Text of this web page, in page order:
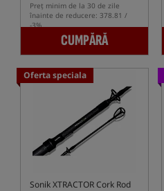
Preț minim de la 30 de zile
înainte de reducere: 378.81 /
-3%
CUMPĂRĂ
Oferta speciala
Sonik XTRACTOR Cork Rod